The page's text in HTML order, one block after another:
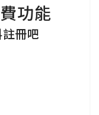
）定義為地球
動物物種，以
進化的有形結
生存，並通過
功能
冊吧